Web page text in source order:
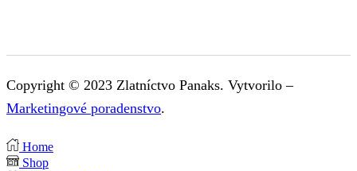
Copyright © 2023 Zlatníctvo Panaks. Vytvorilo –
Marketingové poradenstvo.
Home
Shop